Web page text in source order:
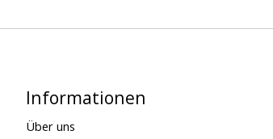
Informationen
Über uns